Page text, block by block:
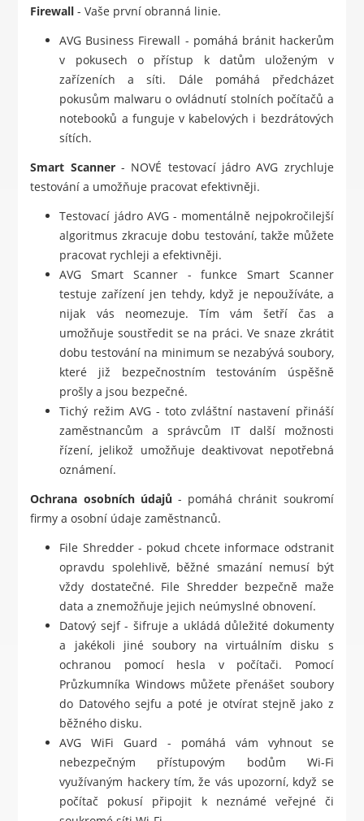
Firewall - Vaše první obranná linie.
AVG Business Firewall - pomáhá bránit hackerům
v pokusech o přístup k datům uloženým v
zařízeních a síti. Dále pomáhá předcházet
pokusům malwaru o ovládnutí stolních počítačů a
notebooků a funguje v kabelových i bezdrátových
sítích.
Smart Scanner- NOVÉ testovací jádro AVG zrychluje
testování a umožňuje pracovat efektivněji.
Testovací jádro AVG - momentálně nejpokročilejší
algoritmus zkracuje dobu testování, takže můžete
pracovat rychleji a efektivněji.
AVG Smart Scanner - funkce Smart Scanner
testuje zařízení jen tehdy, když je nepoužíváte, a
nijak vás neomezuje. Tím vám šetří čas a
umožňuje soustředit se na práci. Ve snaze zkrátit
dobu testování na minimum se nezabývá soubory,
které již bezpečnostním testováním úspěšně
prošly a jsou bezpečné.
Tichý režim AVG - toto zvláštní nastavení přináší
zaměstnancům a správcům IT další možnosti
řízení, jelikož umožňuje deaktivovat nepotřebná
oznámení.
Ochrana osobních údajů - pomáhá chránit soukromí
firmy a osobní údaje zaměstnanců.
File Shredder - pokud chcete informace odstranit
opravdu spolehlivě, běžné smazání nemusí být
vždy dostatečné. File Shredder bezpečně maže
data a znemožňuje jejich neúmyslné obnovení.
Datový sejf - šifruje a ukládá důležité dokumenty
a jakékoli jiné soubory na virtuálním disku s
ochranou pomocí hesla v počítači. Pomocí
Průzkumníka Windows můžete přenášet soubory
do Datového sejfu a poté je otvírat stejně jako z
běžného disku.
AVG WiFi Guard - pomáhá vám vyhnout se
nebezpečným přístupovým bodům Wi-Fi
využívaným hackery tím, že vás upozorní, když se
počítač pokusí připojit k neznámé veřejné či